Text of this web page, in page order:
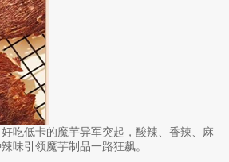
吃低卡的魔芋异军突起，酸辣、香辣、麻
引领魔芋制品一路狂飙。